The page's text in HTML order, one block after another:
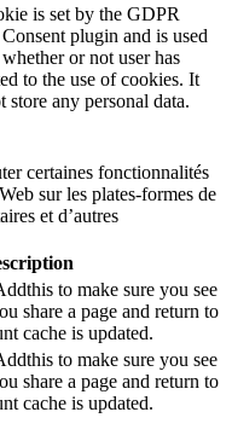
is set by the GDPR
plugin and is used
or not user has
to the use of cookies. It
store any personal data.
certaines fonctionnalités
sur les plates-formes de
et d’autres
to make sure you see
share a page and return to
cache is updated.
to make sure you see
share a page and return to
cache is updated.